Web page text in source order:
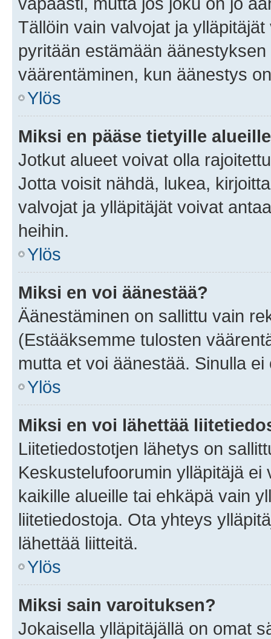
Tällöin vain valvojat ja
pyritään estämään
väärentäminen, kun äänestys
Ylös
Miksi en pääse tietyille
Jotkut alueet voivat olla
Jotta voisit nähdä, lukea,
valvojat ja ylläpitäjät voivat
heihin.
Ylös
Miksi en voi äänestää?
Äänestäminen on sallittu vain
(Estääksemme tulosten
mutta et voi äänestää. Sinulla
Ylös
Miksi en voi lähettää
Liitetiedostotjen lähetys on
Keskustelufoorumin ylläpitäjä
kaikille alueille tai ehkäpä vain
liitetiedostoja. Ota yhteys
lähettää liitteitä.
Ylös
Miksi sain varoituksen?
Jokaisella ylläpitäjällä on omat